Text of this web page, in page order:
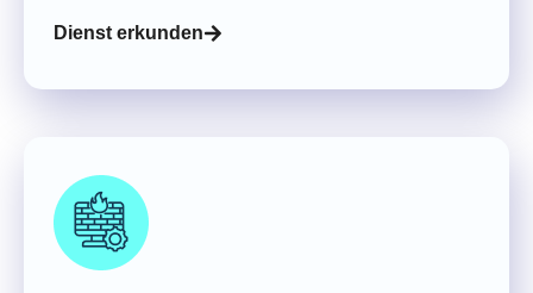
Dienst erkunden